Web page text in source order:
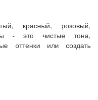
красный, розовый,
- это чистые тона,
оттенки или создать